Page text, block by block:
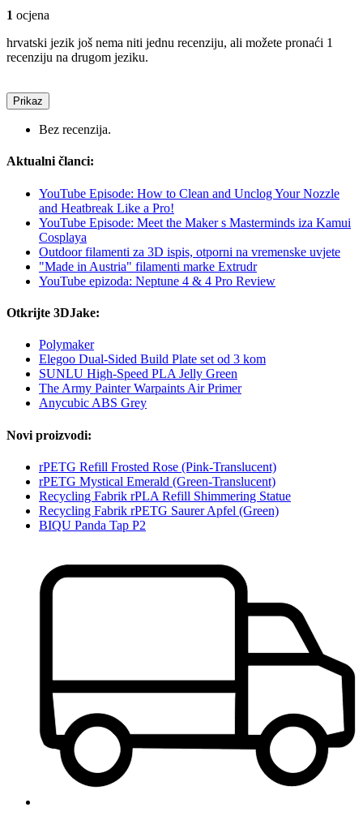
1 ocjena
hrvatski jezik još nema niti jednu recenziju, ali možete pronaći 1
recenziju na drugom jeziku.
Prikaz
Bez recenzija.
Aktualni članci:
YouTube Episode: How to Clean and Unclog Your Nozzle
and Heatbreak Like a Pro!
YouTube Episode: Meet the Maker s Masterminds iza Kamui
Cosplaya
Outdoor filamenti za 3D ispis, otporni na vremenske uvjete
"Made in Austria" filamenti marke Extrudr
YouTube epizoda: Neptune 4 & 4 Pro Review
Otkrijte 3DJake:
Polymaker
Elegoo Dual-Sided Build Plate set od 3 kom
SUNLU High-Speed PLA Jelly Green
The Army Painter Warpaints Air Primer
Anycubic ABS Grey
Novi proizvodi:
rPETG Refill Frosted Rose (Pink-Translucent)
rPETG Mystical Emerald (Green-Translucent)
Recycling Fabrik rPLA Refill Shimmering Statue
Recycling Fabrik rPETG Saurer Apfel (Green)
BIQU Panda Tap P2